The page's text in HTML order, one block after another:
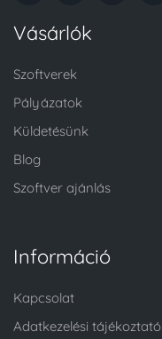
Vásárlók
Szoftverek
Pályázatok
Küldetésünk
Blog
Szoftver ajánlás
Információ
Kapcsolat
Adatkezelési tájékoztató